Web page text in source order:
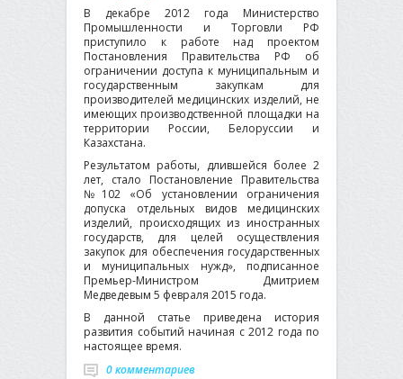
В декабре 2012 года Министерство
Промышленности и Торговли РФ
приступило к работе над проектом
Постановления Правительства РФ об
ограничении доступа к муниципальным и
государственным закупкам для
производителей медицинских изделий, не
имеющих производственной площадки на
территории России, Белоруссии и
Казахстана.
Результатом работы, длившейся более 2
лет, стало Постановление Правительства
№102 «Об установлении ограничения
допуска отдельных видов медицинских
изделий, происходящих из иностранных
государств, для целей осуществления
закупок для обеспечения государственных
и муниципальных нужд», подписанное
Премьер-Министром Дмитрием
Медведевым 5 февраля 2015 года.
В данной статье приведена история
развития событий начиная с 2012 года по
настоящее время.
0 комментариев